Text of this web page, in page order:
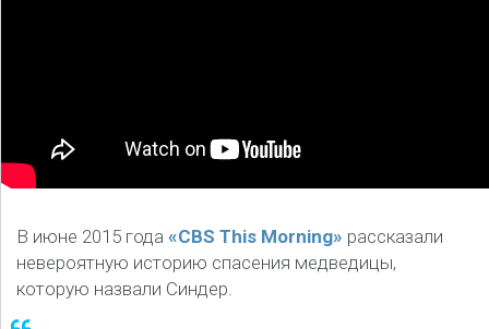
В июне 2015 года «CBS This Morning» рассказали
невероятную историю спасения медведицы,
которую назвали Синдер.